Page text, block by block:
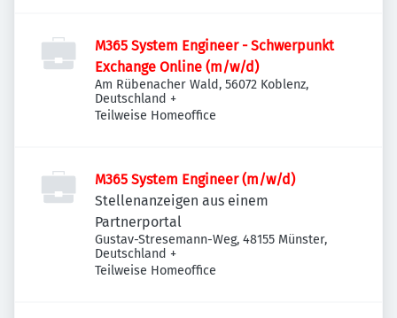
M365 System Engineer - Schwerpunkt
Exchange Online (m/w/d)
Am Rübenacher Wald, 56072 Koblenz,
Deutschland +
Teilweise Homeoffice
M365 System Engineer (m/w/d)
Stellenanzeigen aus einem
Partnerportal
Gustav-Stresemann-Weg, 48155 Münster,
Deutschland +
Teilweise Homeoffice